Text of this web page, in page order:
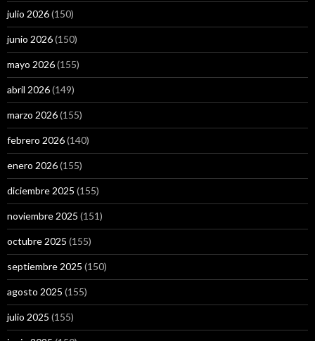
julio 2026(150)
junio 2026(150)
mayo 2026(155)
abril 2026(149)
marzo 2026(155)
febrero 2026(140)
enero 2026(155)
diciembre 2025 (155)
noviembre 2025 (151)
octubre 2025 (155)
septiembre 2025 (150)
agosto 2025 (155)
julio 2025 (155)